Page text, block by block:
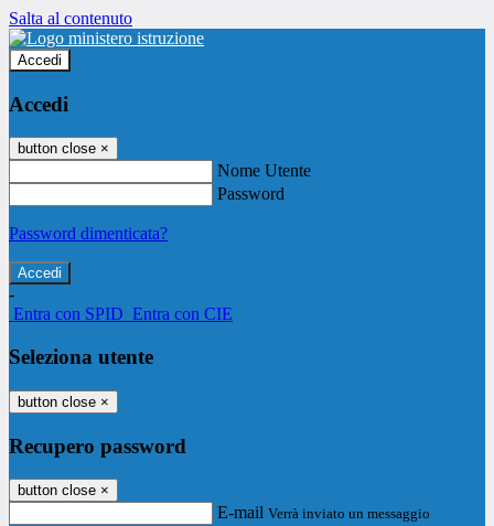
Salta al contenuto
Accedi
Accedi
button close ×
Nome Utente
Password
Password dimenticata?
-
Entra con SPID Entra con CIE
Seleziona utente
button close ×
Recupero password
button close ×
E-mail Verrà inviato un messaggio